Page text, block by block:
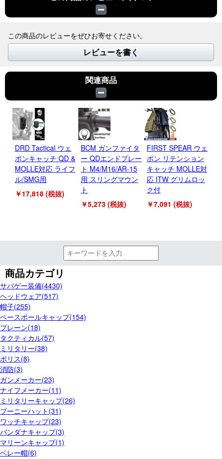
この商品のレビューをぜひお寄せください。
レビューを書く
関連商品
DRD Tactical ウェ
ポンキャッチ QD &
MOLLE対応 ライフ
ル/SMG用
￥17,818 (税抜)
BCM ガンファイタ
ー QDエンドプレー
ト M4/M16/AR-15
用 スリングマウン
ト
￥5,273 (税抜)
FIRST SPEAR ウェ
ポン リテンション
キャッチ MOLLE対
応 ITW グリムロッ
ク付
￥7,091 (税抜)
商品カテゴリ
サバゲー装備(4430)
ヘッドウェア(517)
帽子(255)
ベースボールキャップ(154)
プレーン(18)
タクティカル(57)
ミリタリー(38)
ポリス(8)
消防(3)
ガンメーカー(23)
ナイフメーカー(11)
ミリタリーキャップ(26)
ブーニーハット(31)
ワッチキャップ(23)
バンダナキャップ(3)
マリーンキャップ(1)
ベレー帽(6)